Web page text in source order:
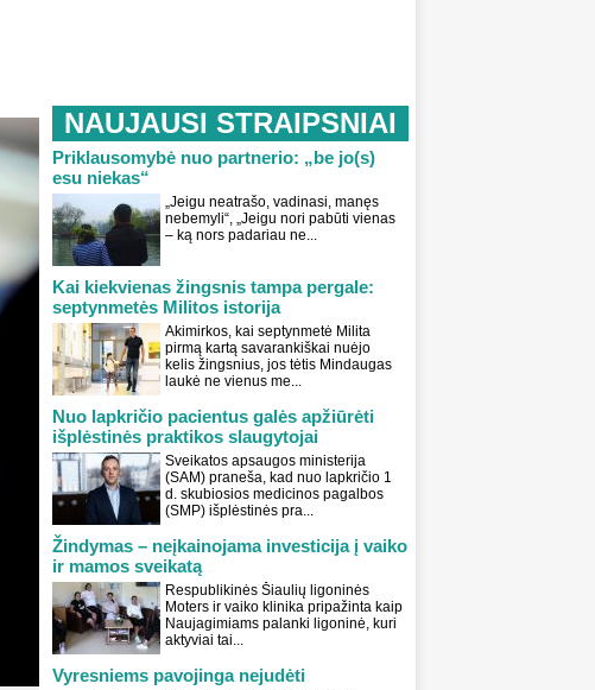
NAUJAUSI STRAIPSNIAI
Priklausomybė nuo partnerio: „be jo(s)
esu niekas“
„Jeigu neatrašo, vadinasi, manęs
nebemyli“, „Jeigu nori pabūti vienas
– ką nors padariau ne...
Kai kiekvienas žingsnis tampa pergale:
septynmetės Militos istorija
Akimirkos, kai septynmetė Milita
pirmą kartą savarankiškai nuėjo
kelis žingsnius, jos tėtis Mindaugas
laukė ne vienus me...
Nuo lapkričio pacientus galės apžiūrėti
išplėstinės praktikos slaugytojai
Sveikatos apsaugos ministerija
(SAM) praneša, kad nuo lapkričio 1
d. skubiosios medicinos pagalbos
(SMP) išplėstinės pra...
Žindymas – neįkainojama investicija į vaiko
ir mamos sveikatą
Respublikinės Šiaulių ligoninės
Moters ir vaiko klinika pripažinta kaip
Naujagimiams palanki ligoninė, kuri
aktyviai tai...
Vyresniems pavojinga nejudėti